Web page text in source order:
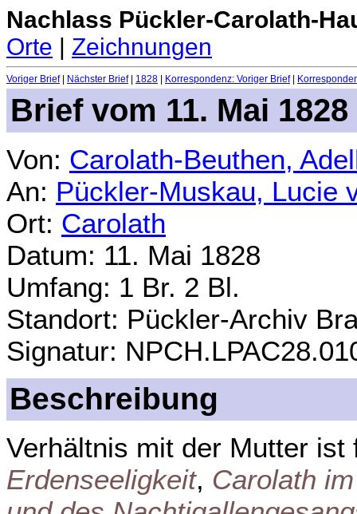
Nachlass Pückler-Carolath-
Orte | Zeichnungen
Voriger Brief| Nächster Brief| 1828 Korrespondenz: Voriger Brief|
Brief vom 11. Mai 1828
Von: Carolath-Beuthen,
An: Pückler-Muskau, Lucie
Ort: Carolath
Datum: 11. Mai 1828
Umfang: 1 Br. 2 Bl.
Standort: Pückler-Archiv
Signatur:
Beschreibung
Verhältnis mit der Mutter
Erdenseeligkeit, Carolath